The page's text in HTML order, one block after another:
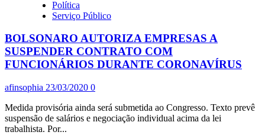
BOLSONARO
RECUA
REVOGA
SUSPENSÃO
DE
SALÁRIOS
4
MESES
Política
Serviço Público
BOLSONARO AUTORIZA EMPRESAS A
SUSPENDER CONTRATO COM
FUNCIONÁRIOS DURANTE CORONAVÍRUS
afinsophia 23/03/2020 0
Medida provisória ainda será submetida ao Congresso. Texto prevê
suspensão de salários e negociação individual acima da lei
trabalhista. Por...